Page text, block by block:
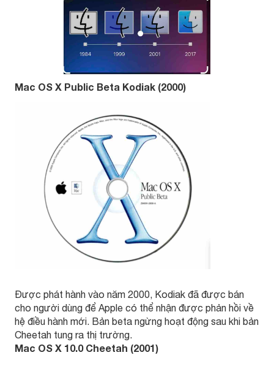
Mac OS X Public Beta Kodiak (2000)
Được phát hành vào năm 2000, Kodiak đã được bán
cho người dùng để Apple có thể nhận được phản hồi về
hệ điều hành mới. Bản beta ngừng hoạt động sau khi bản
Cheetah tung ra thị trường.
Mac OS X 10.0 Cheetah (2001)